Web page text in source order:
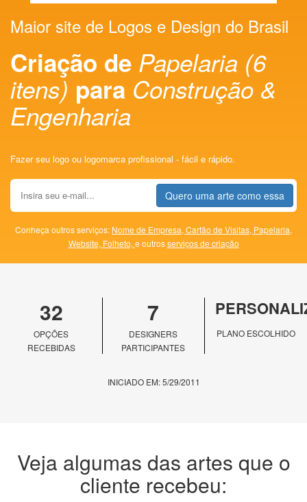
Maior site de Logos e Design do Brasil
Criação de Papelaria (6
itens) para Construção &
Engenharia
Fazer seu logo ou logomarca profissional - fácil e rápido.
Quero uma arte como essa
Conheça outros serviços: Nome de Empresa, Cartão de Visitas, Papelaria,
Website, Folheto, e outrosserviços de criação
32
OPÇÕES
RECEBIDAS
7
DESIGNERS
PARTICIPANTES
PLANO ESCOLHIDO
INICIADO EM: 5/29/2011
Veja algumas das artes que o
cliente recebeu: